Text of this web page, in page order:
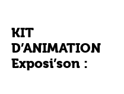
KIT
D’ANIMATION
Exposi’son :